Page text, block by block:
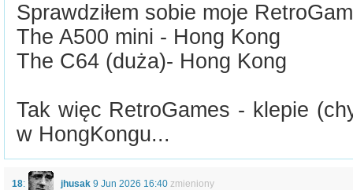
Sprawdziłem sobie moje
The A500 mini - Hong Kong
The C64 (duża)- Hong Kong
Tak więc RetroGames - klepie
w HongKongu...
18: jhusak 9 Jun 2026 16:40 zmieniony